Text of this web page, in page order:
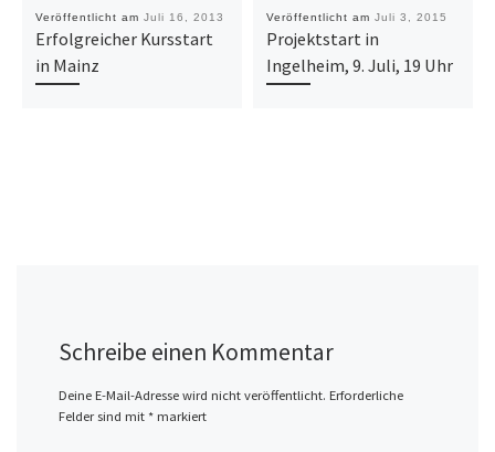
Veröffentlicht am Juli 16, 2013
Erfolgreicher Kursstart
in Mainz
Veröffentlicht am Juli 3, 2015
Projektstart in
Ingelheim, 9. Juli, 19 Uhr
Schreibe einen Kommentar
Deine E-Mail-Adresse wird nicht veröffentlicht. Erforderliche
Felder sind mit *markiert